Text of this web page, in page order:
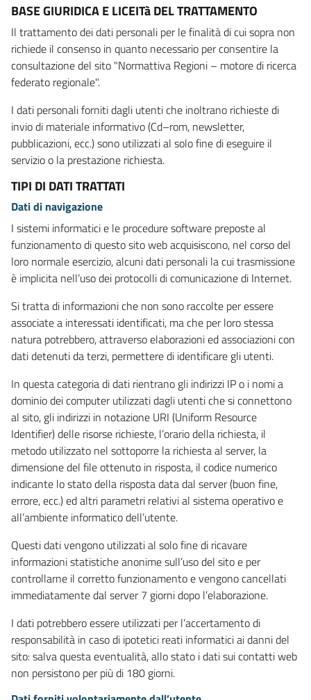
BASE GIURIDICA E LICEITà DEL TRATTAMENTO
Il trattamento dei dati personali per le finalità di cui sopra non
richiede il consenso in quanto necessario per consentire la
consultazione del sito "Normattiva Regioni – motore di ricerca
federato regionale".
I dati personali forniti dagli utenti che inoltrano richieste di
invio di materiale informativo (Cd–rom, newsletter,
pubblicazioni, ecc.) sono utilizzati al solo fine di eseguire il
servizio o la prestazione richiesta.
TIPI DI DATI TRATTATI
Dati di navigazione
I sistemi informatici e le procedure software preposte al
funzionamento di questo sito web acquisiscono, nel corso del
loro normale esercizio, alcuni dati personali la cui trasmissione
è implicita nell’uso dei protocolli di comunicazione di Internet.
Si tratta di informazioni che non sono raccolte per essere
associate a interessati identificati, ma che per loro stessa
natura potrebbero, attraverso elaborazioni ed associazioni con
dati detenuti da terzi, permettere di identificare gli utenti.
In questa categoria di dati rientrano gli indirizzi IP o i nomi a
dominio dei computer utilizzati dagli utenti che si connettono
al sito, gli indirizzi in notazione URI (Uniform Resource
Identifier) delle risorse richieste, l’orario della richiesta, il
metodo utilizzato nel sottoporre la richiesta al server, la
dimensione del file ottenuto in risposta, il codice numerico
indicante lo stato della risposta data dal server (buon fine,
errore, ecc.) ed altri parametri relativi al sistema operativo e
all’ambiente informatico dell’utente.
Questi dati vengono utilizzati al solo fine di ricavare
informazioni statistiche anonime sull’uso del sito e per
controllarne il corretto funzionamento e vengono cancellati
immediatamente dal server 7 giorni dopo l’elaborazione.
I dati potrebbero essere utilizzati per l’accertamento di
responsabilità in caso di ipotetici reati informatici ai danni del
sito: salva questa eventualità, allo stato i dati sui contatti web
non persistono per più di 180 giorni.